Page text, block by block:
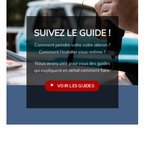
SUIVEZ LE GUIDE !
Comment peindre votre votre aileron ?
Comment l'installer vous-même ?
Nous avons créé pour vous des guides
qui expliquent en détail comment faire.
VOIR LES GUIDES